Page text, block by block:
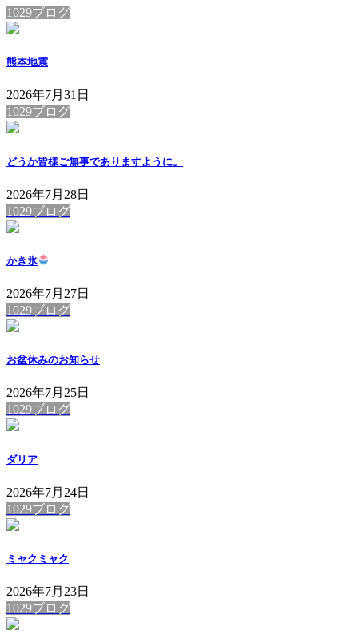
1029ブログ
熊本地震
2026年7月31日
1029ブログ
どうか皆様ご無事でありますように。
2026年7月28日
1029ブログ
かき氷
2026年7月27日
1029ブログ
お盆休みのお知らせ
2026年7月25日
1029ブログ
ダリア
2026年7月24日
1029ブログ
ミャクミャク
2026年7月23日
1029ブログ